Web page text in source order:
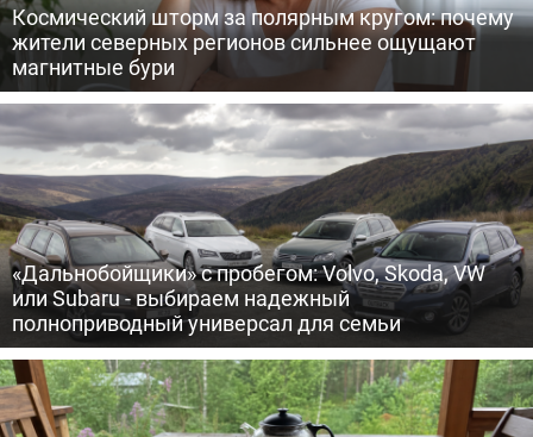
Космический шторм за полярным кругом: почему
жители северных регионов сильнее ощущают
магнитные бури
«Дальнобойщики» с пробегом: Volvo, Skoda, VW
или Subaru - выбираем надежный
полноприводный универсал для семьи